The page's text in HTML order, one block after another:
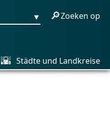
▼ 🔎Zoeken op
🌇 Städte und Landkreise